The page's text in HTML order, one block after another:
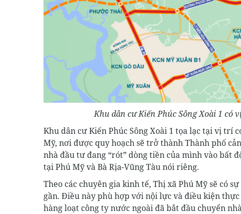
Khu dân cư Kiến Phúc Sông Xoài 1 có
Khu dân cư Kiến Phúc Sông Xoài 1 tọa lạc tại vị
Mỹ, nơi được quy hoạch sẽ trở thành Thành phố
nhà đầu tư đang “rót” dòng tiền của mình vào bất
tại Phú Mỹ và Bà Rịa-Vũng Tàu nói riêng.
Theo các chuyên gia kinh tế, Thị xã Phú Mỹ sẽ có
gần. Điều này phù hợp với nội lực và điều kiện
hàng loạt công ty nước ngoài đã bắt đầu chuyển